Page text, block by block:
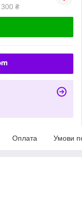
₴
Оплата Умови